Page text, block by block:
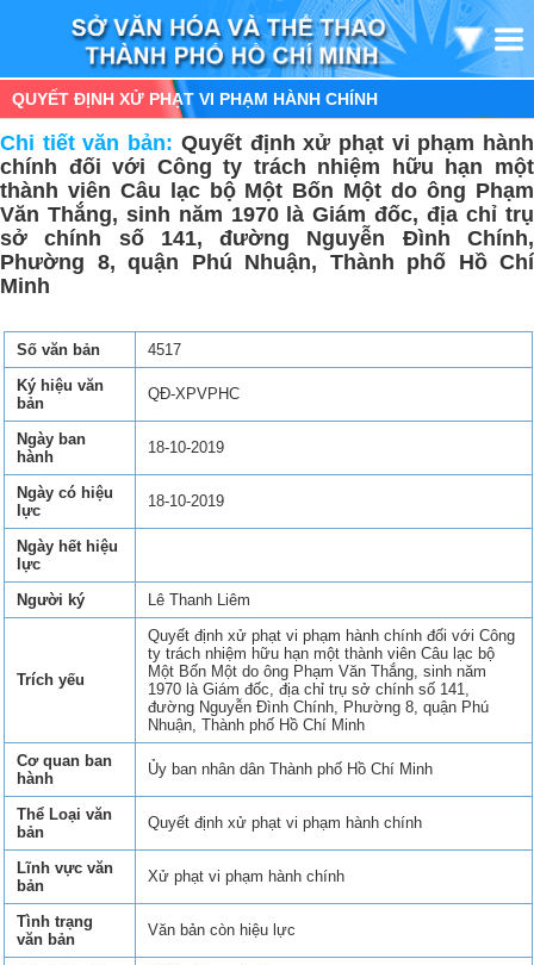
QUYẾT ĐỊNH XỬ PHẠT VI PHẠM HÀNH CHÍNH
Chi tiết văn bản: Quyết định xử phạt vi phạm hành
chính đối với Công ty trách nhiệm hữu hạn một
thành viên Câu lạc bộ Một Bốn Một do ông Phạm
Văn Thắng, sinh năm 1970 là Giám đốc, địa chỉ trụ
sở chính số 141, đường Nguyễn Đình Chính,
Phường 8, quận Phú Nhuận, Thành phố Hồ Chí
Minh
Số văn bản
4517
Ký hiệu văn
bản
QĐ-XPVPHC
Ngày ban
hành
18-10-2019
Ngày có hiệu
lực
18-10-2019
Ngày hết hiệu
lực
Người ký
Lê Thanh Liêm
Trích yếu
Quyết định xử phạt vi phạm hành chính đối với Công
ty trách nhiệm hữu hạn một thành viên Câu lạc bộ
Một Bốn Một do ông Phạm Văn Thắng, sinh năm
1970 là Giám đốc, địa chỉ trụ sở chính số 141,
đường Nguyễn Đình Chính, Phường 8, quận Phú
Nhuận, Thành phố Hồ Chí Minh
Cơ quan ban
hành
Ủy ban nhân dân Thành phố Hồ Chí Minh
Thể Loại văn
bản
Quyết định xử phạt vi phạm hành chính
Lĩnh vực văn
bản
Xử phạt vi phạm hành chính
Tình trạng
văn bản
Văn bản còn hiệu lực